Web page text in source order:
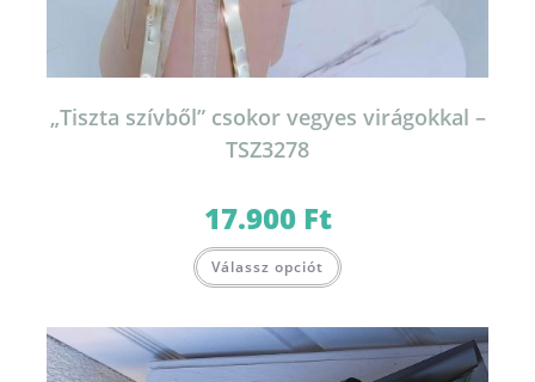
„Tiszta szívből” csokor vegyes virágokkal –
TSZ3278
17.900 Ft
Válassz opciót